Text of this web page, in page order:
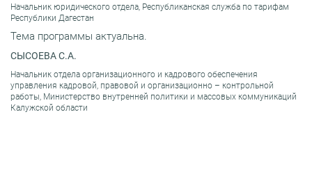
Начальник юридического отдела, Республиканская служба по тарифам
Республики Дагестан
Тема программы актуальна.
СЫСОЕВА С.А.
Начальник отдела организационного и кадрового обеспечения
управления кадровой, правовой и организационно – контрольной
работы, Министерство внутренней политики и массовых коммуникаций
Калужской области